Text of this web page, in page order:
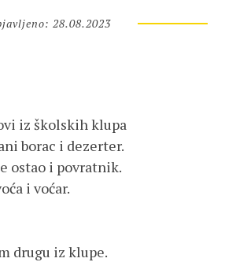
28.08.2023
iz školskih klupa
borac i dezerter.
ostao i povratnik.
i voćar.
drugu iz klupe.